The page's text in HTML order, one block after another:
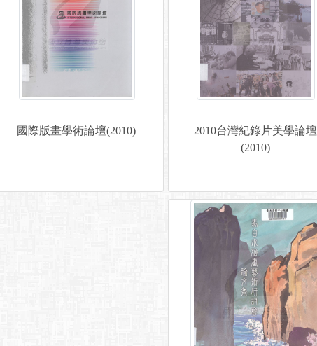
國際版畫學術論壇(2010)
2010台灣紀錄片美學論壇
(2010)